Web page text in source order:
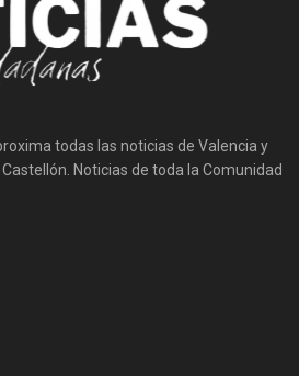
todas las noticias de Valencia y
Noticias de toda la Comunidad